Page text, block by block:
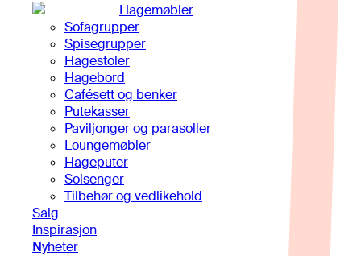
Hagemøbler
Sofagrupper
Spisegrupper
Hagestoler
Hagebord
Cafésett og benker
Putekasser
Paviljonger og parasoller
Loungemøbler
Hageputer
Solsenger
Tilbehør og vedlikehold
Salg
Inspirasjon
Nyheter